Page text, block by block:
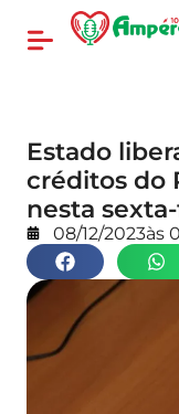
Estado
créditos do
nesta
08/12/2023às